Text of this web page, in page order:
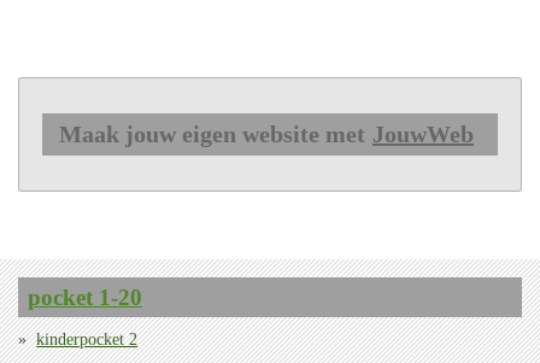
Maak jouw eigen website met JouwWeb
pocket 1-20
kinderpocket 2